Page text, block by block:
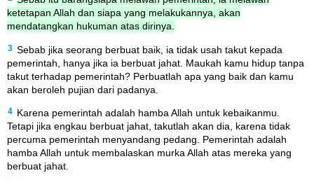
ketetapan Allah dan siapa yang melakukannya, akan
mendatangkan hukuman atas dirinya.
3 Sebab jika seorang berbuat baik, ia tidak usah takut kepada
pemerintah, hanya jika ia berbuat jahat. Maukah kamu hidup tanpa
takut terhadap pemerintah? Perbuatlah apa yang baik dan kamu
akan beroleh pujian dari padanya.
4 Karena pemerintah adalah hamba Allah untuk kebaikanmu.
Tetapi jika engkau berbuat jahat, takutlah akan dia, karena tidak
percuma pemerintah menyandang pedang. Pemerintah adalah
hamba Allah untuk membalaskan murka Allah atas mereka yang
berbuat jahat.